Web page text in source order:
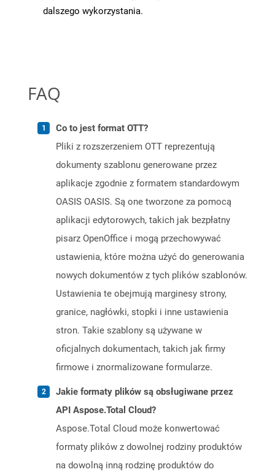
dalszego wykorzystania.
FAQ
Co to jest format OTT?
Pliki z rozszerzeniem OTT reprezentują
dokumenty szablonu generowane przez
aplikacje zgodnie z formatem standardowym
OASIS OASIS. Są one tworzone za pomocą
aplikacji edytorowych, takich jak bezpłatny
pisarz OpenOffice i mogą przechowywać
ustawienia, które można użyć do generowania
nowych dokumentów z tych plików szablonów.
Ustawienia te obejmują marginesy strony,
granice, nagłówki, stopki i inne ustawienia
stron. Takie szablony są używane w
oficjalnych dokumentach, takich jak firmy
firmowe i znormalizowane formularze.
Jakie formaty plików są obsługiwane przez
API Aspose.Total Cloud?
Aspose.Total Cloud może konwertować
formaty plików z dowolnej rodziny produktów
na dowolną inną rodzinę produktów do